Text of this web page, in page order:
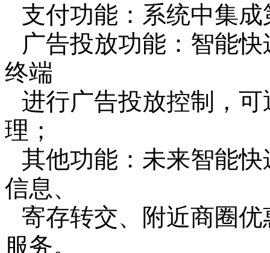
支付功能：系统中集
广告投放功能：智能
终端
进行广告投放控制，
理；
其他功能：未来智能
信息、
寄存转交、附近商圈
服务。